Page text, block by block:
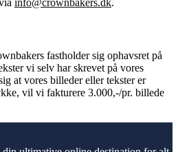
fastholder sig ophavsret på
vi selv har skrevet på vores
at vores billeder eller tekster er
vil vi fakturere 3.000,-/pr. billede